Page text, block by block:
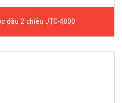
dầu 2 chiều JTC-4800